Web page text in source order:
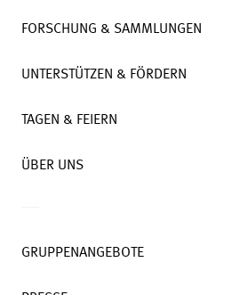
FORSCHUNG & SAMMLUNGEN
UNTERSTÜTZEN & FÖRDERN
TAGEN & FEIERN
ÜBER UNS
GRUPPENANGEBOTE